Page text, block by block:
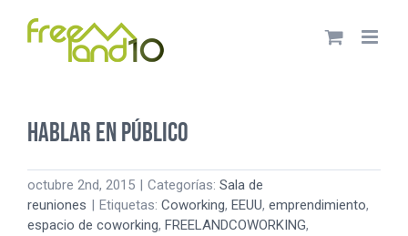
Hablar en público
octubre 2nd, 2015 | Categorías: Sala de
reuniones | Etiquetas: Coworking, EEUU, emprendimiento,
espacio de coworking, FREELANDCOWORKING,